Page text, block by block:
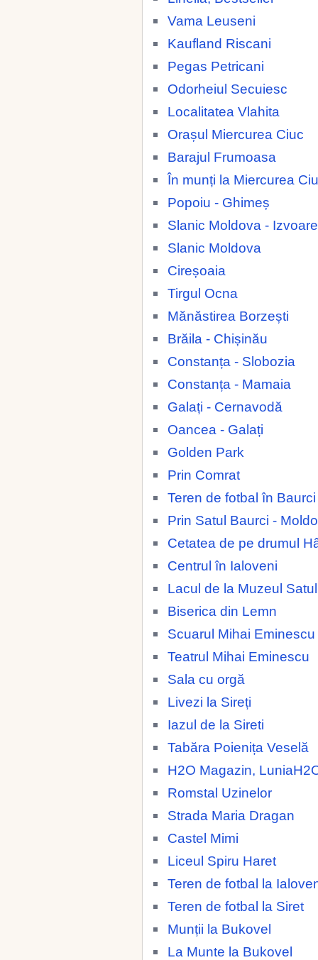
Vama Leuseni
Kaufland Riscani
Pegas Petricani
Odorheiul Secuiesc
Localitatea Vlahita
Orașul Miercurea Ciuc
Barajul Frumoasa
În munți la Miercurea
Popoiu - Ghimeș
Slanic Moldova - Izvoare
Slanic Moldova
Cireșoaia
Tirgul Ocna
Mănăstirea Borzești
Brăila - Chișinău
Constanța - Slobozia
Constanța - Mamaia
Galați - Cernavodă
Oancea - Galați
Golden Park
Prin Comrat
Teren de fotbal în
Prin Satul Baurci -
Cetatea de pe drumul
Centrul în Ialoveni
Lacul de la Muzeul
Biserica din Lemn
Scuarul Mihai Eminescu
Teatrul Mihai Eminescu
Sala cu orgă
Livezi la Sireți
Iazul de la Sireti
Tabăra Poienița Veselă
H2O Magazin,
Romstal Uzinelor
Strada Maria Dragan
Castel Mimi
Liceul Spiru Haret
Teren de fotbal la
Teren de fotbal la Siret
Munții la Bukovel
La Munte la Bukovel